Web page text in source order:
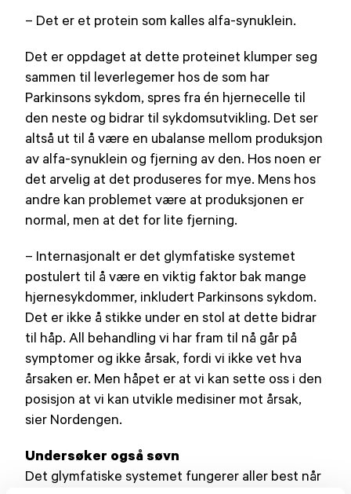
– Det er et protein som kalles alfa-synuklein.
Det er oppdaget at dette proteinet klumper seg
sammen til leverlegemer hos de som har
Parkinsons sykdom, spres fra én hjernecelle til
den neste og bidrar til sykdomsutvikling. Det ser
altså ut til å være en ubalanse mellom produksjon
av alfa-synuklein og fjerning av den. Hos noen er
det arvelig at det produseres for mye. Mens hos
andre kan problemet være at produksjonen er
normal, men at det for lite fjerning.
– Internasjonalt er det glymfatiske systemet
postulert til å være en viktig faktor bak mange
hjernesykdommer, inkludert Parkinsons sykdom.
Det er ikke å stikke under en stol at dette bidrar
til håp. All behandling vi har fram til nå går på
symptomer og ikke årsak, fordi vi ikke vet hva
årsaken er. Men håpet er at vi kan sette oss i den
posisjon at vi kan utvikle medisiner mot årsak,
sier Nordengen.
Undersøker også søvn
Det glymfatiske systemet fungerer aller best når